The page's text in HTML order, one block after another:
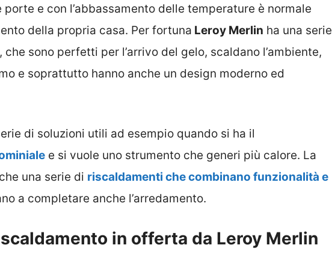
porte e con l’abbassamento delle temperature è normale
della propria casa. Per fortuna Leroy Merlin ha una serie
, che sono perfetti per l’arrivo del gelo, scaldano l’ambiente,
e soprattutto hanno anche un design moderno ed
di soluzioni utili ad esempio quando si ha il
e si vuole uno strumento che generi più calore. La
una serie di riscaldamenti che combinano funzionalità e
a completare anche l’arredamento.
in offerta da Leroy Merlin